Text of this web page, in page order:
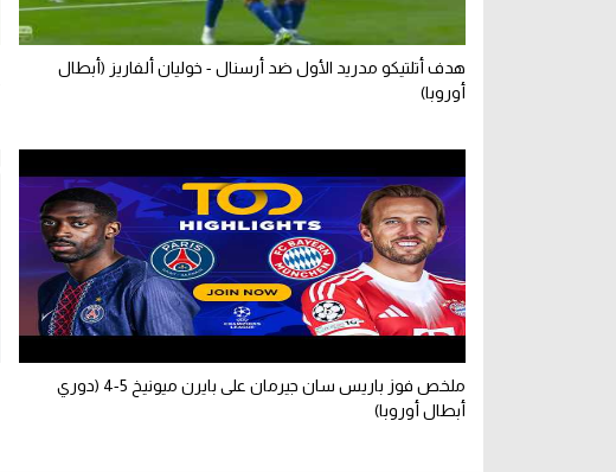
هدف أتلتيكو مدريد الأول ضد أرسنال - خوليان ألفاريز (أبطال
أوروبا)
ملخص فوز باريس سان جيرمان على بايرن ميونيخ 5-4 (دوري
أبطال أوروبا)